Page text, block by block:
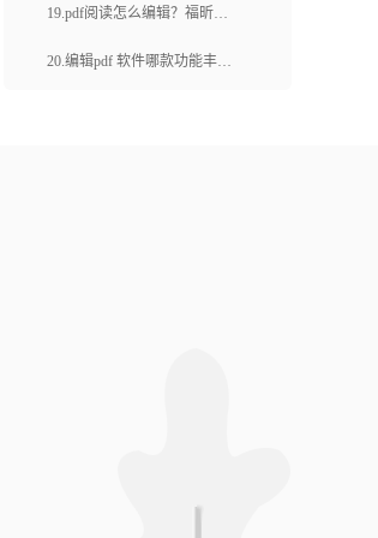
PDF编辑软件有哪些常用功
19.pdf阅读怎么编辑？福昕云
编辑有pdf阅读器的功能吗？
20.编辑pdf 软件哪款功能丰